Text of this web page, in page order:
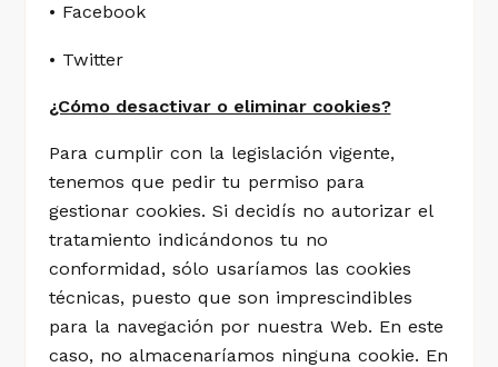
• Facebook
• Twitter
¿Cómo desactivar o eliminar cookies?
Para cumplir con la legislación vigente,
tenemos que pedir tu permiso para
gestionar cookies. Si decidís no autorizar el
tratamiento indicándonos tu no
conformidad, sólo usaríamos las cookies
técnicas, puesto que son imprescindibles
para la navegación por nuestra Web. En este
caso, no almacenaríamos ninguna cookie. En